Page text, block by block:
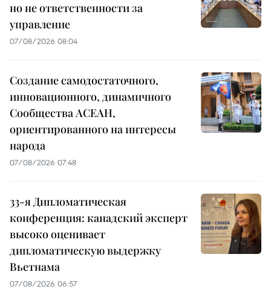
но не ответственности за
управление
07/08/2026 08:04
Создание самодостаточного,
инновационного, динамичного
Сообщества АСЕАН,
ориентированного на интересы
народа
07/08/2026 07:48
33-я Дипломатическая
конференция: канадский эксперт
высоко оценивает
дипломатическую выдержку
Вьетнама
07/08/2026 06:57